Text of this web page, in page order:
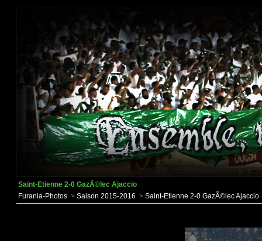
Saint-Etienne 2-0 GazÃ©lec Ajaccio
Furania-Photos > Saison 2015-2016 > Saint-Etienne 2-0 GazÃ©lec Ajaccio